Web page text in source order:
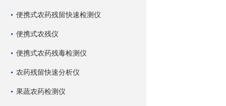
便携式农药残留快速检测仪
便携式农残仪
便携式农药残毒检测仪
农药残留快速分析仪
果蔬农药检测仪